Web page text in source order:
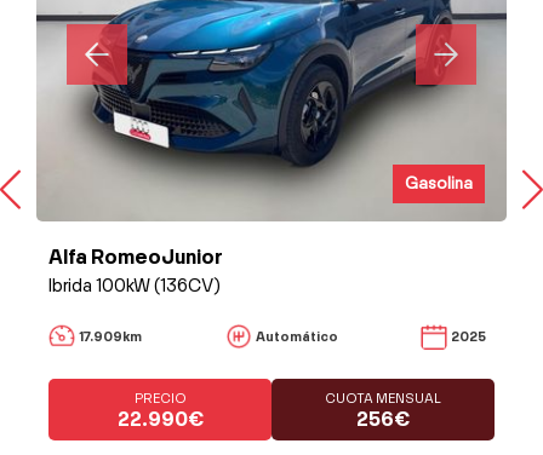
Gasolina
Alfa RomeoJunior
Ibrida 100kW (136CV)
17.909km Automático 2025
PRECIO
22.990€
CUOTA MENSUAL
256€